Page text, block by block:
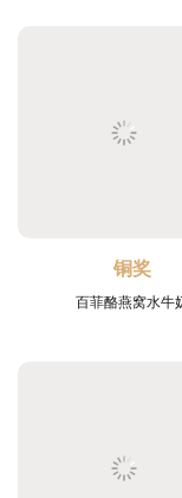
铜奖
百菲酪燕窝水牛